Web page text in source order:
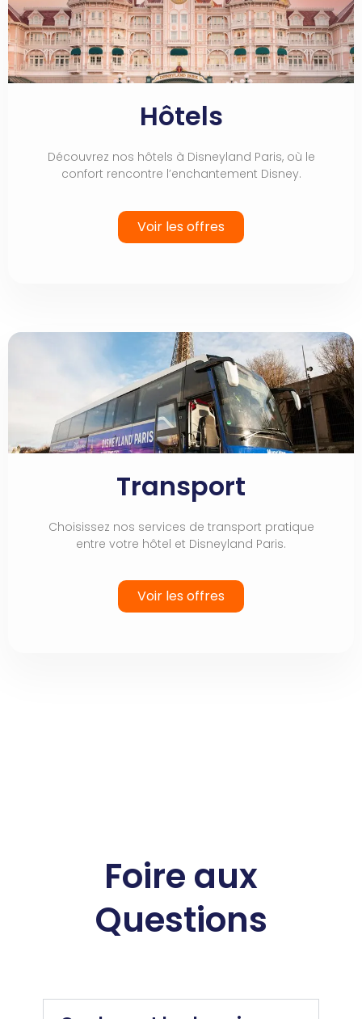
Hôtels
Découvrez nos hôtels à Disneyland Paris, où le
confort rencontre l’enchantement Disney.
Voir les offres
Transport
Choisissez nos services de transport pratique
entre votre hôtel et Disneyland Paris.
Voir les offres
Foire aux
Questions